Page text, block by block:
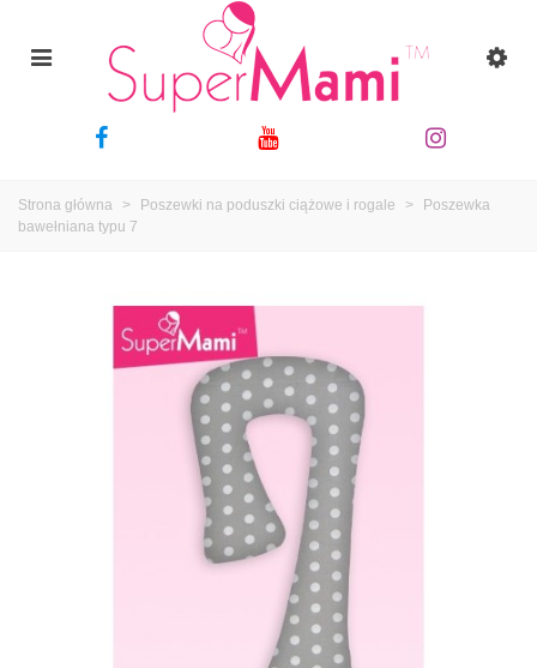
Strona główna > Poszewki na poduszki ciążowe i rogale >
Poszewka
bawełniana typu 7